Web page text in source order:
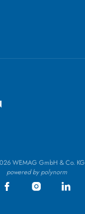
WEMAG GmbH & Co. KG
powered by polynorm